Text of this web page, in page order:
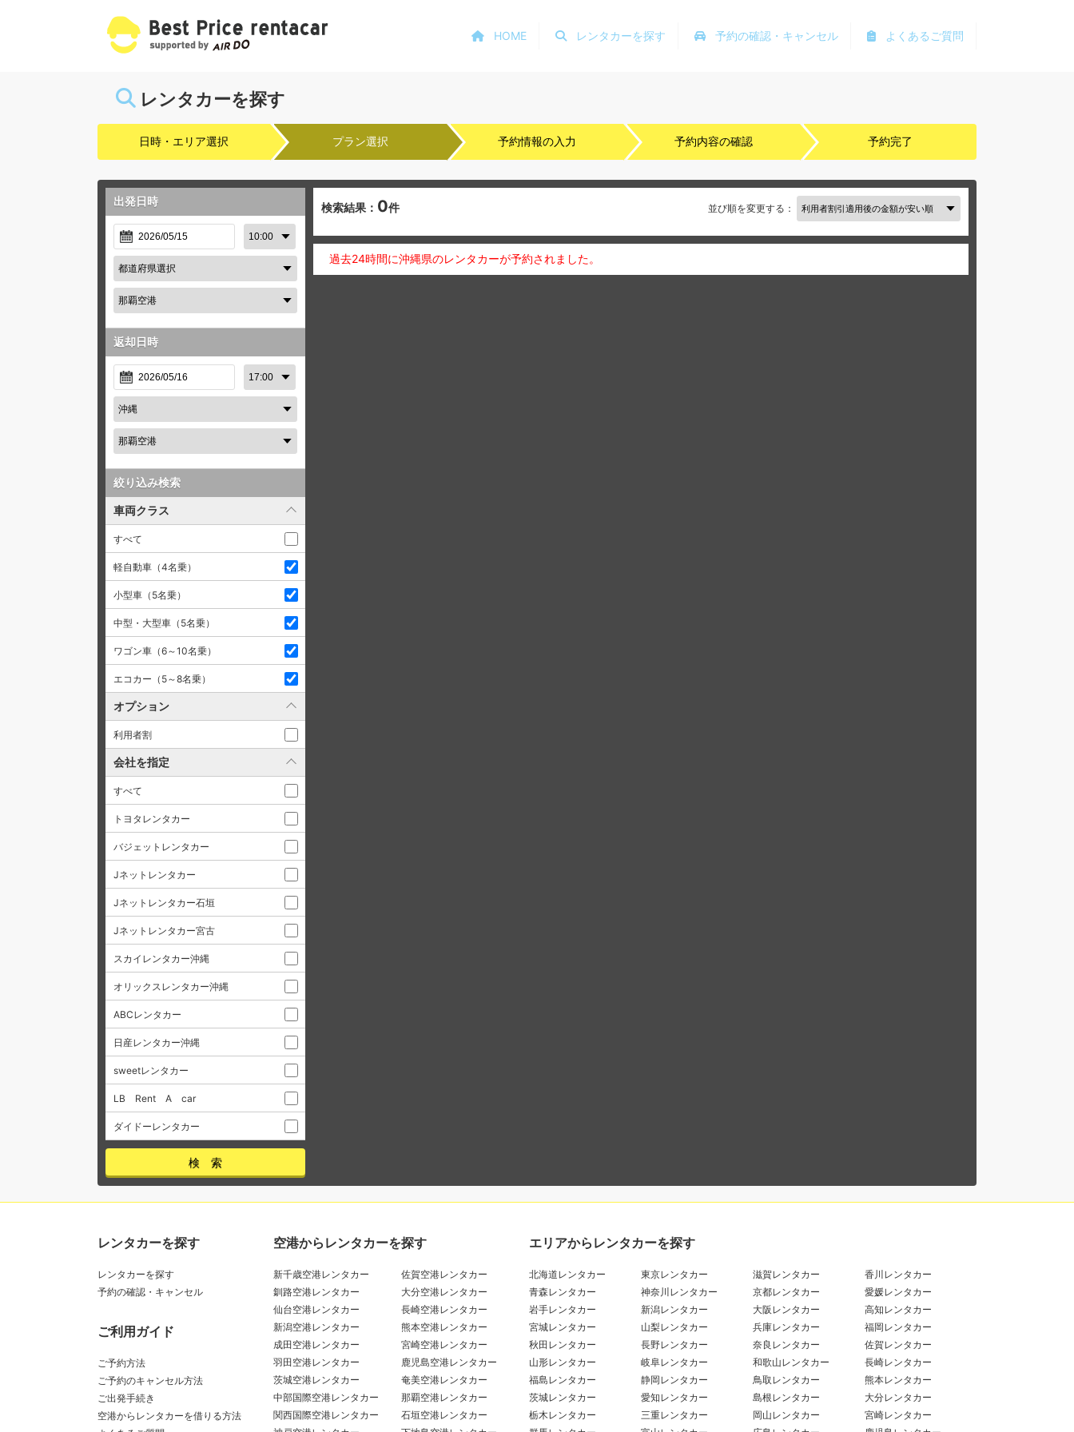
よくあるご質問
予約の確認・キャンセル
レンタカーを探す
HOME
レンタカーを探す
日時・エリア選択 プラン選択 予約情報の入力 予約内容の確認 予約完了
出発日時
返却日時
絞り込み検索
車両クラス
すべて
軽自動車（4名乗）
小型車（5名乗）
中型・大型車（5名乗）
ワゴン車（6～10名乗）
エコカー（5～8名乗）
オプション
利用者割
会社を指定
すべて
トヨタレンタカー
バジェットレンタカー
Jネットレンタカー
Jネットレンタカー石垣
Jネットレンタカー宮古
スカイレンタカー沖縄
オリックスレンタカー沖縄
ABCレンタカー
日産レンタカー沖縄
sweetレンタカー
LB Rent A car
ダイドーレンタカー
検索結果： 0件 並び順を変更する：
過去24時間に沖縄県のレンタカーが予約されました。
レンタカーを探す
レンタカーを探す
予約の確認・キャンセル
ご利用ガイド
ご予約方法
ご予約のキャンセル方法
ご出発手続き
空港からレンタカーを借りる方法
空港からレンタカーを探す
新千歳空港レンタカー
釧路空港レンタカー
仙台空港レンタカー
新潟空港レンタカー
成田空港レンタカー
羽田空港レンタカー
茨城空港レンタカー
中部国際空港レンタカー
関西国際空港レンタカー
佐賀空港レンタカー
大分空港レンタカー
長崎空港レンタカー
熊本空港レンタカー
宮崎空港レンタカー
鹿児島空港レンタカー
奄美空港レンタカー
那覇空港レンタカー
石垣空港レンタカー
エリアからレンタカーを探す
北海道レンタカー
青森レンタカー
岩手レンタカー
宮城レンタカー
秋田レンタカー
山形レンタカー
福島レンタカー
茨城レンタカー
栃木レンタカー
東京レンタカー
神奈川レンタカー
新潟レンタカー
山梨レンタカー
長野レンタカー
岐阜レンタカー
静岡レンタカー
愛知レンタカー
三重レンタカー
滋賀レンタカー
京都レンタカー
大阪レンタカー
兵庫レンタカー
奈良レンタカー
和歌山レンタカー
鳥取レンタカー
島根レンタカー
岡山レンタカー
香川レンタカー
愛媛レンタカー
高知レンタカー
福岡レンタカー
佐賀レンタカー
長崎レンタカー
熊本レンタカー
大分レンタカー
宮崎レンタカー